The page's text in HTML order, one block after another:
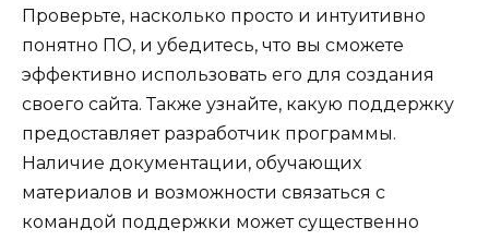
Проверьте, насколько просто и интуитивно
понятно ПО, и убедитесь, что вы сможете
эффективно использовать его для создания
своего сайта. Также узнайте, какую поддержку
предоставляет разработчик программы.
Наличие документации, обучающих
материалов и возможности связаться с
командой поддержки может существенно